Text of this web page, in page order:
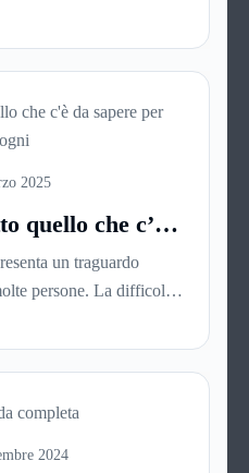
finanziario tedesco
fisiche, consente il
in tutto il mondo.
2025
quello che c’è
la casa dei
un traguardo
persone. La difficoltà
entrano in gioco i mutui
valore dell’immobile
iniziali. Analizziamone
2024